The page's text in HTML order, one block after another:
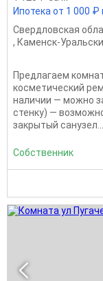
Ипотека от 1 000 ₽
Свердловская
, Каменск-
Предлагаем
косметический
наличии — можно
стенку) —
закрытый санузел...
Собственник